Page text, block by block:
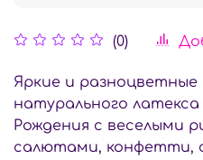
(0)
Яркие и разноцветные
натурального
Рождения с веселыми
салютами, конфетти,